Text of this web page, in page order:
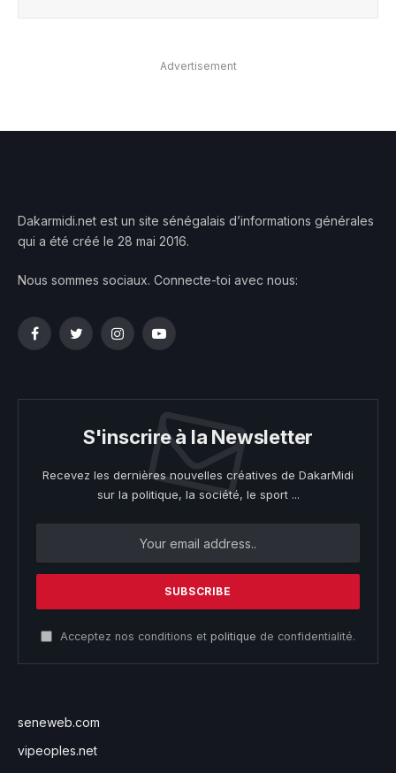
Advertisement
Dakarmidi.net est un site sénégalais d’informations générales
qui a été créé le 28 mai 2016.
Nous sommes sociaux. Connecte-toi avec nous:
FacebookTwitterInstagramYouTube
S'inscrire à la Newsletter
Recevez les dernières nouvelles créatives de DakarMidi
sur la politique, la société, le sport ...
Acceptez nos conditions et politique de confidentialité.
seneweb.com
vipeoples.net